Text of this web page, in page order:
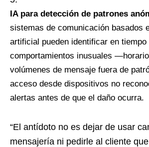
IA para detección de patrones
sistemas de comunicación basados
artificial pueden identificar en tiempo
comportamientos inusuales
volúmenes de mensaje fuera de
acceso desde dispositivos no
alertas antes de que el daño ocurra.
“El antídoto no es dejar de usar
mensajería ni pedirle al cliente